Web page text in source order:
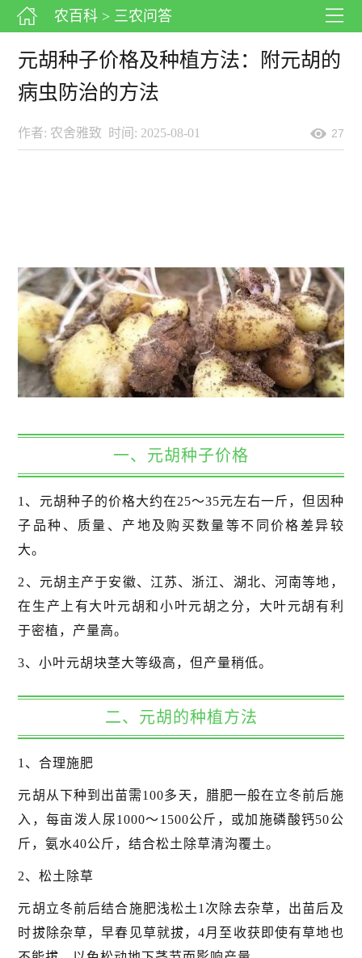
农百科 > 三农问答
元胡种子价格及种植方法：附元胡的
病虫防治的方法
作者: 农舍雅致 时间: 2025-08-01 27
一、元胡种子价格
1、元胡种子的价格大约在25～35元左右一斤，但因种
子品种、质量、产地及购买数量等不同价格差异较
大。
2、元胡主产于安徽、江苏、浙江、湖北、河南等地，
在生产上有大叶元胡和小叶元胡之分，大叶元胡有利
于密植，产量高。
3、小叶元胡块茎大等级高，但产量稍低。
二、元胡的种植方法
1、合理施肥
元胡从下种到出苗需100多天，腊肥一般在立冬前后施
入，每亩泼人尿1000～1500公斤，或加施磷酸钙50公
斤，氨水40公斤，结合松土除草清沟覆土。
2、松土除草
元胡立冬前后结合施肥浅松土1次除去杂草，出苗后及
时拔除杂草，早春见草就拔，4月至收获即使有草地也